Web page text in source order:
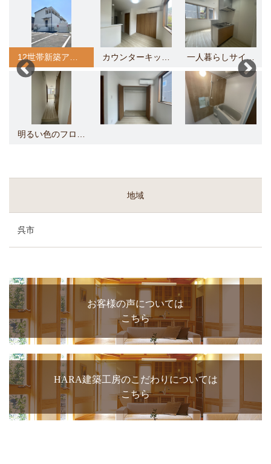
一人暮らしサイズのキッチン
地域
呉市
お客様の声については
こちら
HARA建築工房のこだわりについては
こちら